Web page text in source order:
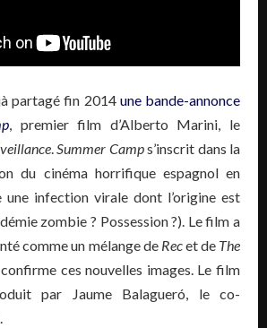
partagé fin 2014 une bande-annonce
, premier film d’Alberto Marini, le
.Summer Camps’inscrit dans la
du cinéma horrifique espagnol en
une infection virale dont l’origine est
zombie ? Possession ?). Le film a
comme un mélange de Recet de The
ces nouvelles images. Le film
par Jaume Balagueró, le co-
.